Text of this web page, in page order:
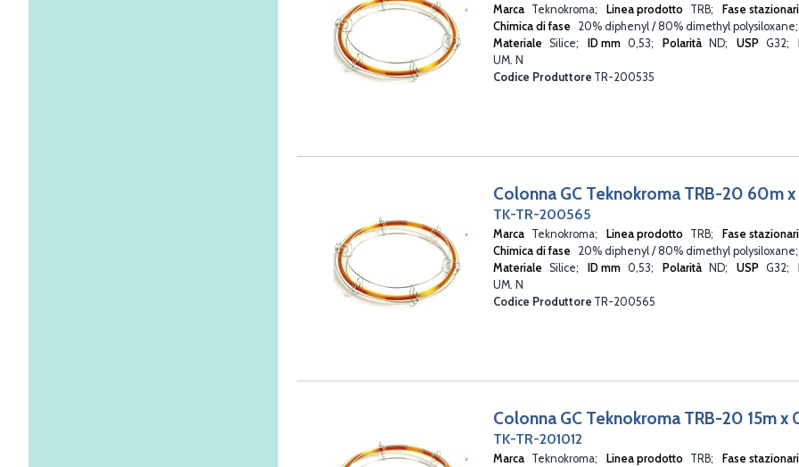
Marca Teknokroma Linea prodotto TRB
Fase
Chimica di fase
20% diphenyl / 80% dimethyl polysiloxane
Materiale Silice ID mm 0,53 Polarità ND USP G32
UM. N
Codice Produttore TR-200535
Colonna GC Teknokroma TRB-20 60m
TK-TR-200565
Marca Teknokroma Linea prodotto TRB
Fase
Chimica di fase
20% diphenyl / 80% dimethyl polysiloxane
Materiale Silice ID mm 0,53 Polarità ND USP G32
UM. N
Codice Produttore TR-200565
Colonna GC Teknokroma TRB-20 15m x
TK-TR-201012
Marca Teknokroma Linea prodotto TRB
Fase